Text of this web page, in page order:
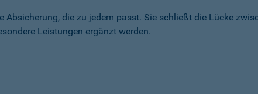
Absicherung, die zu jedem passt. Sie schließt die Lücke
Leistungen ergänzt werden.